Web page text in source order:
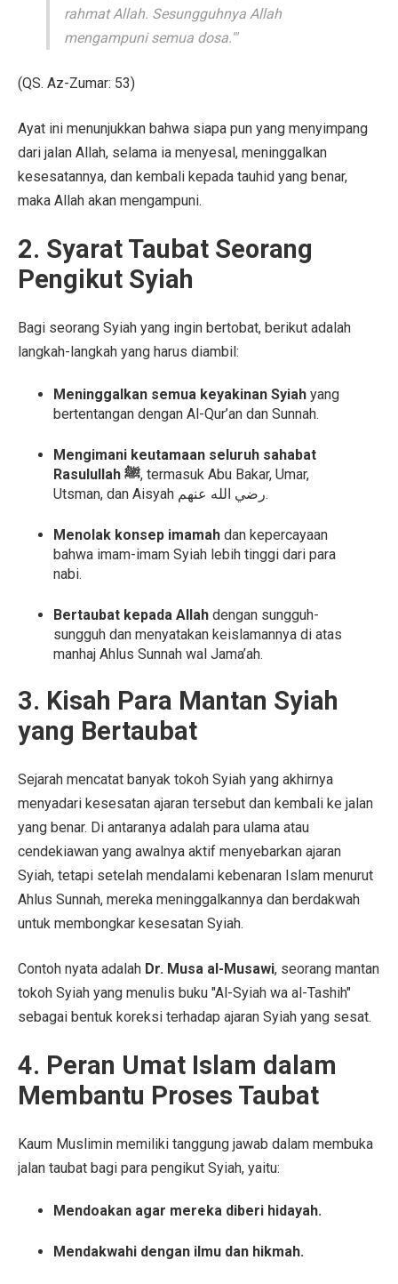
rahmat Allah. Sesungguhnya Allah
mengampuni semua dosa.'"
(QS. Az-Zumar: 53)
Ayat ini menunjukkan bahwa siapa pun yang menyimpang
dari jalan Allah, selama ia menyesal, meninggalkan
kesesatannya, dan kembali kepada tauhid yang benar,
maka Allah akan mengampuni.
2. Syarat Taubat Seorang
Pengikut Syiah
Bagi seorang Syiah yang ingin bertobat, berikut adalah
langkah-langkah yang harus diambil:
Meninggalkan semua keyakinan Syiah yang
bertentangan dengan Al-Qur’an dan Sunnah.
Mengimani keutamaan seluruh sahabat
Rasulullah ﷺ, termasuk Abu Bakar, Umar,
Utsman, dan Aisyah رضي الله عنهم.
Menolak konsep imamah dan kepercayaan
bahwa imam-imam Syiah lebih tinggi dari para
nabi.
Bertaubat kepada Allah dengan sungguh-
sungguh dan menyatakan keislamannya di atas
manhaj Ahlus Sunnah wal Jama’ah.
3. Kisah Para Mantan Syiah
yang Bertaubat
Sejarah mencatat banyak tokoh Syiah yang akhirnya
menyadari kesesatan ajaran tersebut dan kembali ke jalan
yang benar. Di antaranya adalah para ulama atau
cendekiawan yang awalnya aktif menyebarkan ajaran
Syiah, tetapi setelah mendalami kebenaran Islam menurut
Ahlus Sunnah, mereka meninggalkannya dan berdakwah
untuk membongkar kesesatan Syiah.
Contoh nyata adalah Dr. Musa al-Musawi, seorang mantan
tokoh Syiah yang menulis buku "Al-Syiah wa al-Tashih"
sebagai bentuk koreksi terhadap ajaran Syiah yang sesat.
4. Peran Umat Islam dalam
Membantu Proses Taubat
Kaum Muslimin memiliki tanggung jawab dalam membuka
jalan taubat bagi para pengikut Syiah, yaitu:
Mendoakan agar mereka diberi hidayah.
Mendakwahi dengan ilmu dan hikmah.